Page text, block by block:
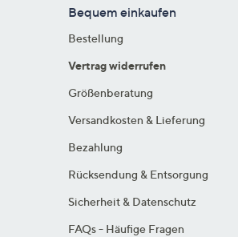
Bequem einkaufen
Bestellung
Vertrag widerrufen
Größenberatung
Versandkosten & Lieferung
Bezahlung
Rücksendung & Entsorgung
Sicherheit & Datenschutz
FAQs - Häufige Fragen